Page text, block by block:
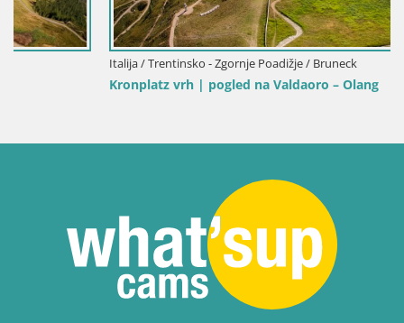
Italija / Trentinsko - Zgornje Poadižje / Bruneck
Kronplatz vrh | pogled na Valdaoro – Olang